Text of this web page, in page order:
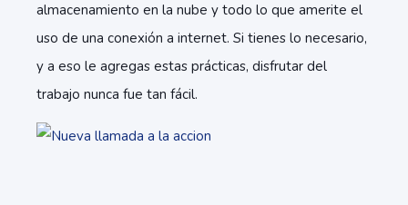
almacenamiento en la nube y todo lo que amerite el
uso de una conexión a internet. Si tienes lo necesario,
y a eso le agregas estas prácticas, disfrutar del
trabajo nunca fue tan fácil.